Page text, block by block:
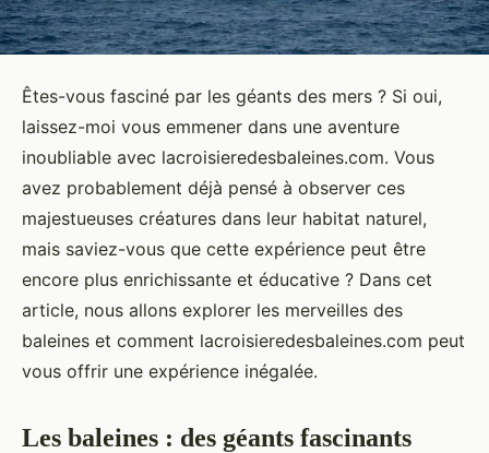
Êtes-vous fasciné par les géants des mers ? Si oui,
laissez-moi vous emmener dans une aventure
inoubliable avec lacroisieredesbaleines.com. Vous
avez probablement déjà pensé à observer ces
majestueuses créatures dans leur habitat naturel,
mais saviez-vous que cette expérience peut être
encore plus enrichissante et éducative ? Dans cet
article, nous allons explorer les merveilles des
baleines et comment lacroisieredesbaleines.com peut
vous offrir une expérience inégalée.
Les baleines : des géants fascinants